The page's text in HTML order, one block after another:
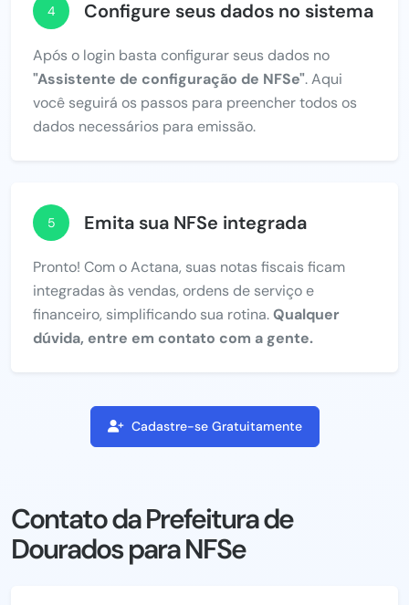
4 Configure seus dados no sistema
Após o login basta configurar seus dados no
"Assistente de configuração de NFSe". Aqui
você seguirá os passos para preencher todos os
dados necessários para emissão.
5 Emita sua NFSe integrada
Pronto! Com o Actana, suas notas fiscais ficam
integradas às vendas, ordens de serviço e
financeiro, simplificando sua rotina.Qualquer
dúvida, entre em contato com a gente.
Cadastre-se Gratuitamente
Contato da Prefeitura de
Dourados para NFSe